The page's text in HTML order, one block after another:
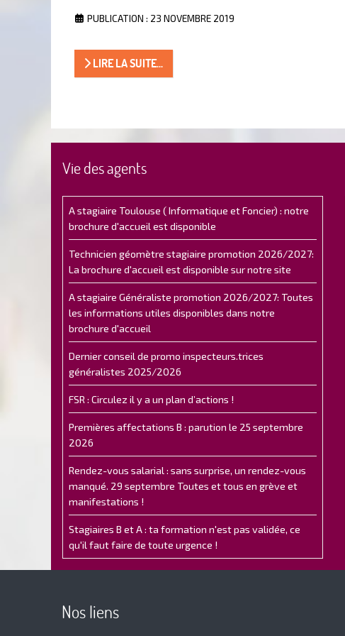
PUBLICATION : 23 NOVEMBRE 2019
LIRE LA SUITE...
Vie des agents
A stagiaire Toulouse ( Informatique et Foncier) : notre
brochure d'accueil est disponible
Technicien géomètre stagiaire promotion 2026/2027:
La brochure d'accueil est disponible sur notre site
A stagiaire Généraliste promotion 2026/2027: Toutes
les informations utiles disponibles dans notre
brochure d'accueil
Dernier conseil de promo inspecteurs.trices
généralistes 2025/2026
FSR : Circulez il y a un plan d’actions !
Premières affectations B : parution le 25 septembre
2026
Rendez-vous salarial : sans surprise, un rendez-vous
manqué. 29 septembre Toutes et tous en grève et
manifestations !
Stagiaires B et A : ta formation n'est pas validée, ce
qu'il faut faire de toute urgence !
Nos liens